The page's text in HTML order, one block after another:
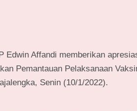
Edwin Affandi memberikan
Pemantauan Pelaksanaan
Senin (10/1/2022).